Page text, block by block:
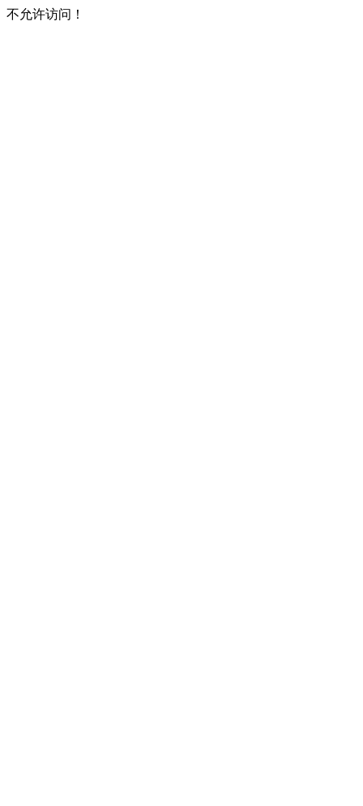
不允许访问！